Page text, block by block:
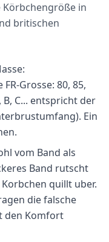
Körbchengröße in
britischen
Grosse: 80, 85,
C... entspricht der
Ein
vom Band als
Band rutscht
quillt uber.
die falsche
den Komfort